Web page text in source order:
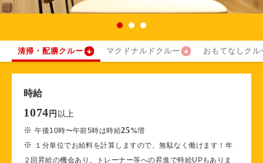
清掃・配膳クルー マクドナルドクルー おもてなしクル
時給
1074 円 以上
※午後10時〜午前5時は時給25%増
※
１分単位でお給料を計算しますので、無駄なく働けます！年
２回昇給の機会あり。トレーナー等への昇進で時給UPもありま